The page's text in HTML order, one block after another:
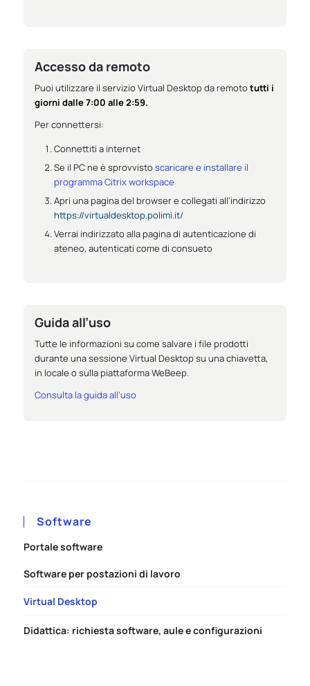
Accesso da remoto
Puoi utilizzare il servizio Virtual Desktop da remototutti i
giorni dalle 7:00 alle 2:59.
Per connettersi:
Connettiti a internet
Se il PC ne è sprovvistoscaricare e installare il
programma Citrix workspace
Apri una pagina del browser e collegati all’indirizzo
https://virtualdesktop.polimi.it/
Verrai indirizzato alla pagina di autenticazione di
ateneo, autenticati come di consueto
Guida all’uso
Tutte le informazioni su come salvare i file prodotti
durante una sessione Virtual Desktop su una chiavetta,
in locale o sulla piattaforma WeBeep.
Consulta la guida all’uso
Software
Portale software
Software per postazioni di lavoro
Virtual Desktop
Didattica: richiesta software, aule e configurazioni